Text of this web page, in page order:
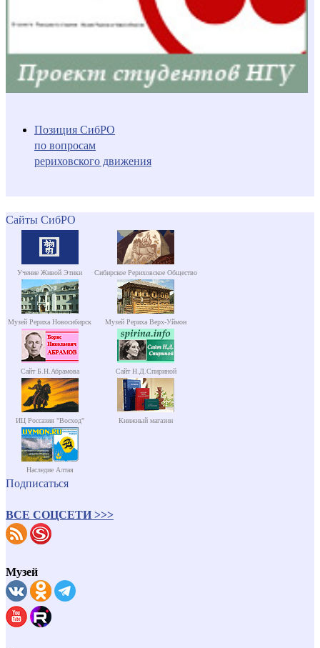
Позиция СибРО
по вопросам
рериховского движения
Сайты СибРО
Учение Живой Этики Сибирское Рериховское Общество
Музей Рериха Новосибирск Музей Рериха Верх-Уймон
Сайт Б.Н.Абрамова Сайт Н.Д.Спириной
ИЦ Россазия "Восход" Книжный магазин
Наследие Алтая
Подписаться
ВСЕ СОЦСЕТИ >>>
Музей